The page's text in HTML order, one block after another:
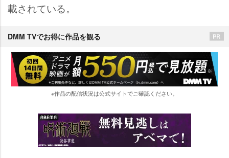
載されている。
DMM TVでお得に作品を観る
※作品の配信状況は公式サイトでご確認ください。